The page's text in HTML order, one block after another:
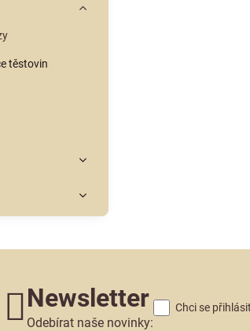
těstovin
Newsletter
Odebírat naše novinky:
Chci se